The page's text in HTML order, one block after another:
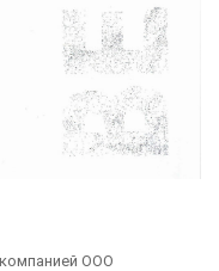
ООО